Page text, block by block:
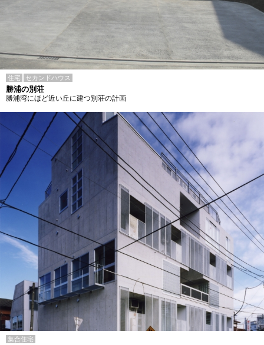
住宅 セカンドハウス
勝浦の別荘
勝浦湾にほど近い丘に建つ別荘の計画
集合住宅